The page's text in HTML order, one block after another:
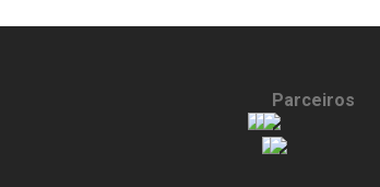
Parceiros